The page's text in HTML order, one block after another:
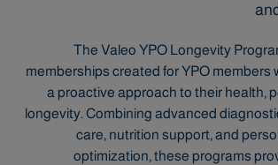
The Valeo YPO Longevity
memberships created for YPO members
a proactive approach to their health,
longevity. Combining advanced
care, nutrition support, and
optimization, these programs